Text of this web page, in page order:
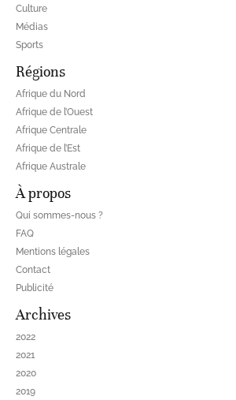
Culture
Médias
Sports
Régions
Afrique du Nord
Afrique de l’Ouest
Afrique Centrale
Afrique de l’Est
Afrique Australe
À propos
Qui sommes-nous ?
FAQ
Mentions légales
Contact
Publicité
Archives
2022
2021
2020
2019